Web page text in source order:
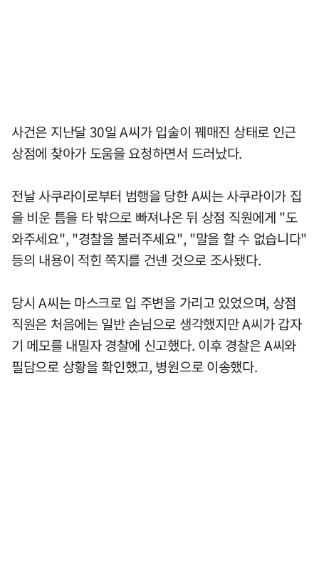
사건은 지난달 30일 A씨가 입술이 꿰매진 상태로 인근
상점에 찾아가 도움을 요청하면서 드러났다.
전날 사쿠라이로부터 범행을 당한 A씨는 사쿠라이가 집
을 비운 틈을 타 밖으로 빠져나온 뒤 상점 직원에게 "도
와주세요", "경찰을 불러주세요", "말을 할 수 없습니다"
등의 내용이 적힌 쪽지를 건넨 것으로 조사됐다.
당시 A씨는 마스크로 입 주변을 가리고 있었으며, 상점
직원은 처음에는 일반 손님으로 생각했지만 A씨가 갑자
기 메모를 내밀자 경찰에 신고했다. 이후 경찰은 A씨와
필담으로 상황을 확인했고, 병원으로 이송했다.